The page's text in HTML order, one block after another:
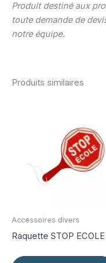
Produit destiné aux
toute demande de
notre équipe.
Produits similaires
Accessoires divers
Raquette STOP ECOLE